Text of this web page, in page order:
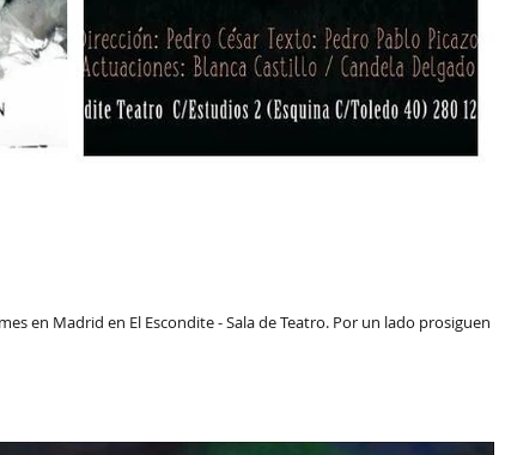
en Madrid en El Escondite - Sala de Teatro. Por un lado prosiguen los